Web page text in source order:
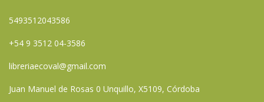
5493512043586
+54 9 3512 04-3586
libreriaecoval@gmail.com
Juan Manuel de Rosas 0 Unquillo, X5109, Córdoba